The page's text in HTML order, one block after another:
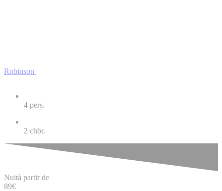
Robinson
4 pers.
2 chbr.
Nuità partir de
89€